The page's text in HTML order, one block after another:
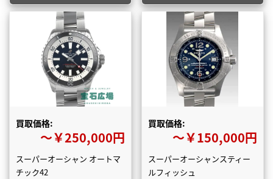
買取価格:
〜￥250,000円
スーパーオーシャン オートマ
チック42
買取価格:
〜￥150,000円
スーパーオーシャンスティー
ルフィッシュ